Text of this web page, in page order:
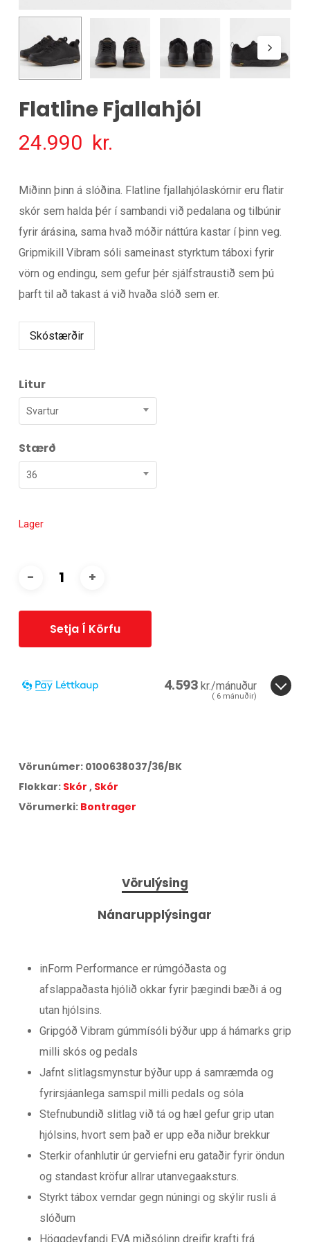
Flatline Fjallahjól
24.990 kr.
Miðinn þinn á slóðina. Flatline fjallahjólaskórnir eru flatir
skór sem halda þér í sambandi við pedalana og tilbúnir
fyrir árásina, sama hvað móðir náttúra kastar í þinn veg.
Gripmikill Vibram sóli sameinast styrktum táboxi fyrir
vörn og endingu, sem gefur þér sjálfstraustið sem þú
þarft til að takast á við hvaða slóð sem er.
Skóstærðir
Litur
Svartur
Stærð
36
Lager
Setja Í Körfu
4.593 kr./mánuður
( 6 mánuðir)
Miðað við greiðslur á17,25% vöxtum.
kr. færslugjald á mánuði.
Árleg hlutfallstala kostnaður:
Heildarkostnaður:
27.559
Vörunúmer: 0100638037/36/BK
Flokkar: Skór , Skór
Vörumerki: Bontrager
Vörulýsing
Nánarupplýsingar
inForm Performance er rúmgóðasta og
afslappaðasta hjólið okkar fyrir þægindi bæði á og
utan hjólsins.
Gripgóð Vibram gúmmísóli býður upp á hámarks grip
milli skós og pedals
Jafnt slitlagsmynstur býður upp á samræmda og
fyrirsjáanlega samspil milli pedals og sóla
Stefnubundið slitlag við tá og hæl gefur grip utan
hjólsins, hvort sem það er upp eða niður brekkur
Sterkir ofanhlutir úr gerviefni eru gataðir fyrir öndun
og standast kröfur allrar utanvegaaksturs.
Styrkt tábox verndar gegn núningi og skýlir rusli á
slóðum
Höggdeyfandi EVA miðsólinn dreifir krafti frá